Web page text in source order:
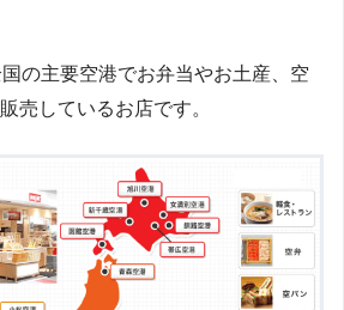
の主要空港でお弁当やお土産、空
売しているお店です。